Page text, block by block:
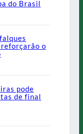
do Brasil
o
pode
de final